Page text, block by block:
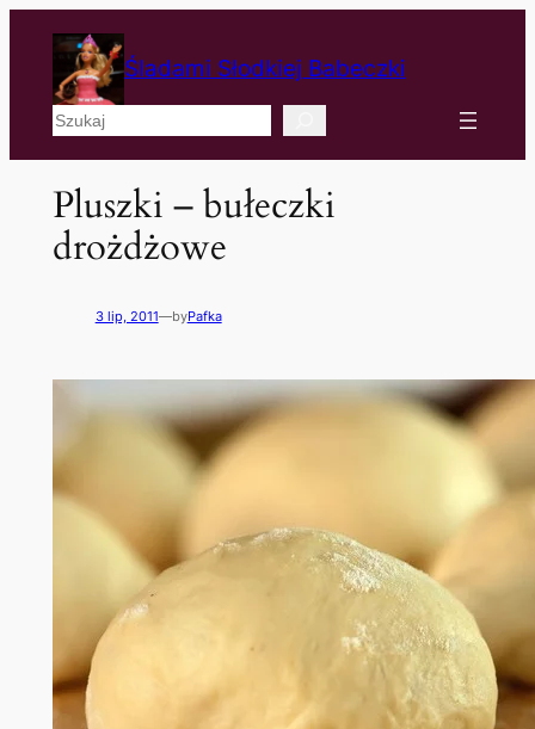
Śladami Słodkiej Babeczki
Szukaj
Pluszki – bułeczki
drożdżowe
3 lip, 2011—byPafka